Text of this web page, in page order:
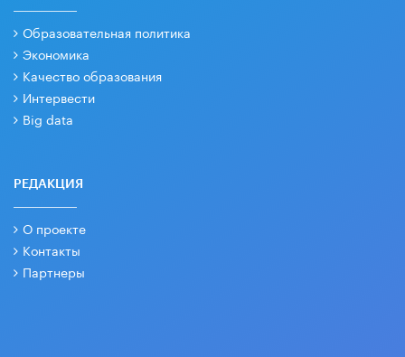
Образовательная политика
Экономика
Качество образования
Интервести
Big data
РЕДАКЦИЯ
О проекте
Контакты
Партнеры